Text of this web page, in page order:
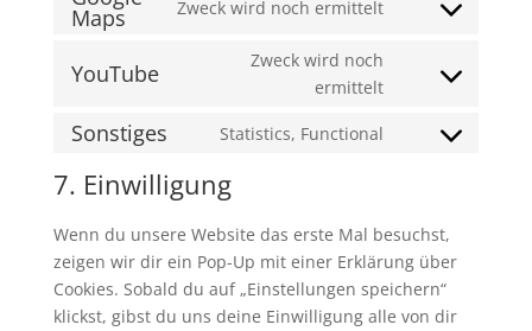
service
fonts
Maps Zweck wird noch ermittelt
Consent
service
maps
YouTube
Zweck wird noch
ermittelt
Consent
service
Sonstiges Statistics, Functional
Consent
sonstiges
7. Einwilligung
Wenn du unsere Website das erste Mal besuchst,
zeigen wir dir ein Pop-Up mit einer Erklärung über
Cookies. Sobald du auf „Einstellungen speichern“
klickst, gibst du uns deine Einwilligung alle von dir